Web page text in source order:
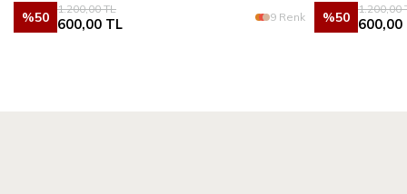
%50
1.200,00TL
600,00 TL 9 Renk %50
1.200,00
600,00